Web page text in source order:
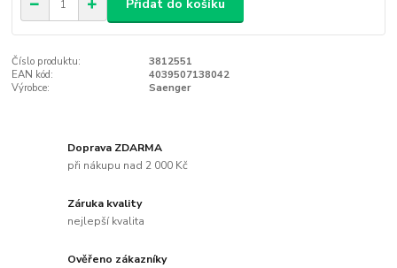
Přidat do košíku
Číslo produktu:
3812551
EAN kód:
4039507138042
Výrobce:
Saenger
Doprava ZDARMA
při nákupu nad 2 000 Kč
Záruka kvality
nejlepší kvalita
Ověřeno zákazníky